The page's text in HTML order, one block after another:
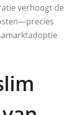
verhoogt de